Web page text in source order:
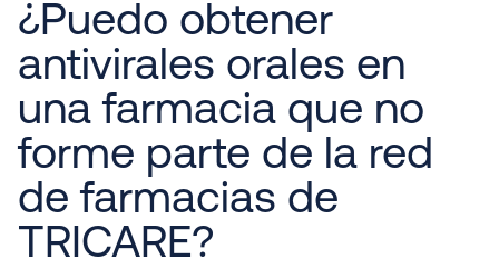
¿Puedo obtener
antivirales orales en
una farmacia que no
forme parte de la red
de farmacias de
TRICARE?